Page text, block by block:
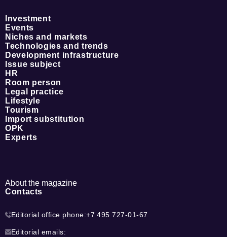
Investment
Events
Niches and markets
Technologies and trends
Development infrastructure
Issue subject
HR
Room person
Legal practice
Lifestyle
Tourism
Import substitution
OPK
Experts
About the magazine
Contacts
Editorial office phone:+7 495 727-01-67
Editorial emails: